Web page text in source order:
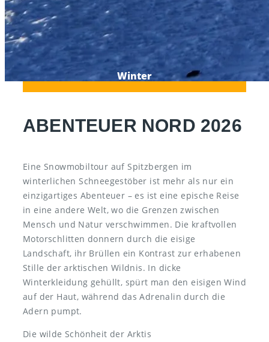
Winter
ABENTEUER NORD 2026
Eine Snowmobiltour auf Spitzbergen im
winterlichen Schneegestöber ist mehr als nur ein
einzigartiges Abenteuer – es ist eine epische Reise
in eine andere Welt, wo die Grenzen zwischen
Mensch und Natur verschwimmen. Die kraftvollen
Motorschlitten donnern durch die eisige
Landschaft, ihr Brüllen ein Kontrast zur erhabenen
Stille der arktischen Wildnis. In dicke
Winterkleidung gehüllt, spürt man den eisigen Wind
auf der Haut, während das Adrenalin durch die
Adern pumpt.
Die wilde Schönheit der Arktis